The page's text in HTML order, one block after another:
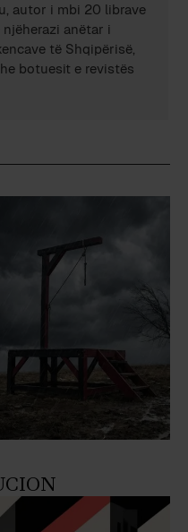
autor i mbi 20 librave
anëtar i
të Shqipërisë,
botuesit e revistës